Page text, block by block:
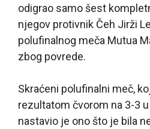
odigrao samo šest
njegov protivnik Čeh Jirži
polufinalnog meča Mutua
zbog povrede.
Skraćeni polufinalni meč,
rezultatom čvorom na 3-3
nastavio je ono što je bila